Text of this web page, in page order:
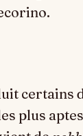
certains
plus